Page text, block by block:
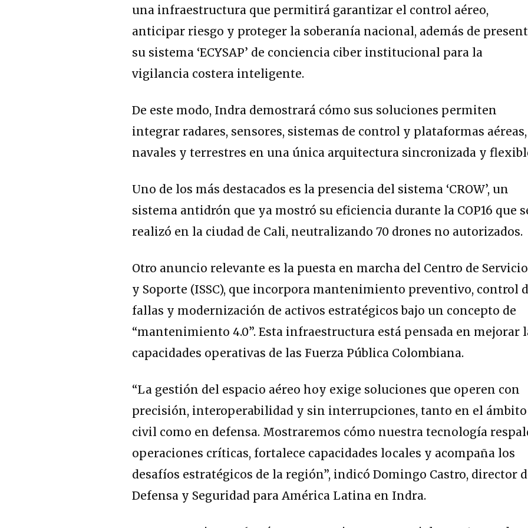
una infraestructura que permitirá garantizar el control aéreo,
anticipar riesgo y proteger la soberanía nacional, además de
su sistema ‘ECYSAP’ de conciencia ciber institucional para la
vigilancia costera inteligente.
De este modo, Indra demostrará cómo sus soluciones permiten
integrar radares, sensores, sistemas de control y plataformas aéreas,
navales y terrestres en una única arquitectura sincronizada y
Uno de los más destacados es la presencia del sistema ‘CROW’, un
sistema antidrón que ya mostró su eficiencia durante la COP16 que
realizó en la ciudad de Cali, neutralizando 70 drones no autorizados.
Otro anuncio relevante es la puesta en marcha del Centro de
y Soporte (ISSC), que incorpora mantenimiento preventivo, control
fallas y modernización de activos estratégicos bajo un concepto de
“mantenimiento 4.0”. Esta infraestructura está pensada en mejorar
capacidades operativas de las Fuerza Pública Colombiana.
“La gestión del espacio aéreo hoy exige soluciones que operen con
precisión, interoperabilidad y sin interrupciones, tanto en el ámbito
civil como en defensa. Mostraremos cómo nuestra tecnología
operaciones críticas, fortalece capacidades locales y acompaña los
desafíos estratégicos de la región”, indicó Domingo Castro, director
Defensa y Seguridad para América Latina en Indra.